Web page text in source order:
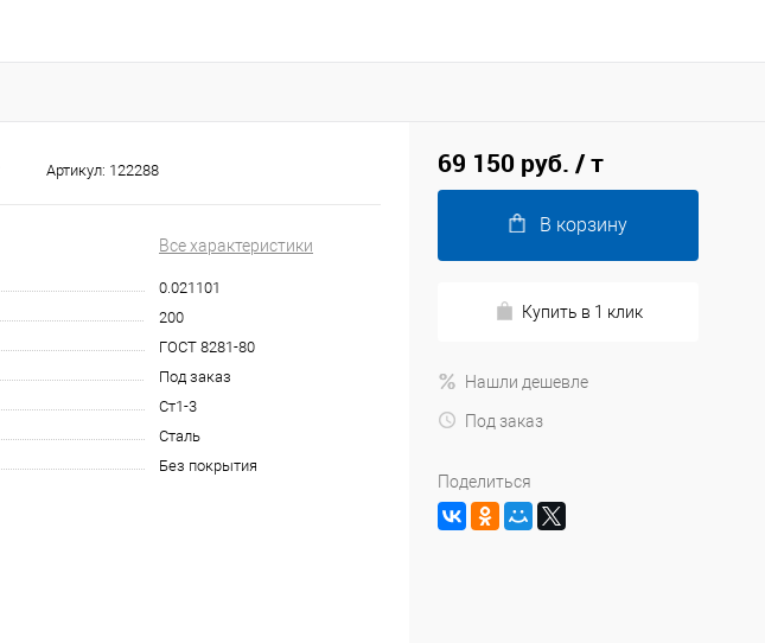
Артикул: 122288
Все характеристики
0.021101
200
ГОСТ 8281-80
Под заказ
Ст1-3
Сталь
Без покрытия
69 150 руб. / т
В корзину
Купить в 1 клик
Нашли дешевле
Под заказ
Поделиться